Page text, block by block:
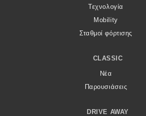
Τεχνολογία
Mobility
Σταθμοί φόρτισης
CLASSIC
Νέα
Παρουσιάσεις
DRIVE AWAY